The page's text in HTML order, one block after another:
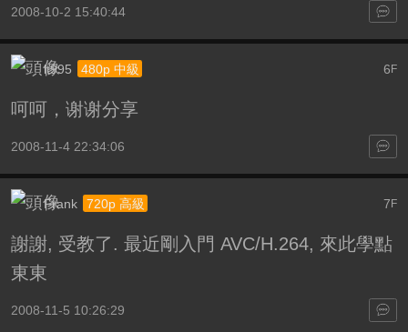
2008-10-2 15:40:44
6 F
lt995 480p 中級
呵呵，谢谢分享
2008-11-4 22:34:06
7 F
Frank 720p 高級
謝謝, 受教了. 最近剛入門 AVC/H.264, 來此學點
東東
2008-11-5 10:26:29